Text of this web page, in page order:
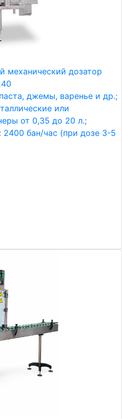
механический дозатор
джемы, варенье и др.;
или
от 0,35 до 20 л.;
2400 бан/час (при дозе 3-5